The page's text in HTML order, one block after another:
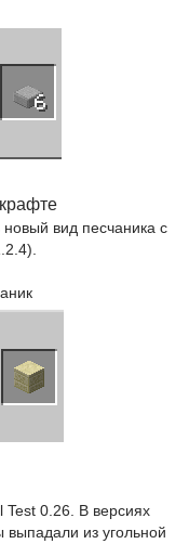
вид песчаника с
Test 0.26. В версиях
из угольной